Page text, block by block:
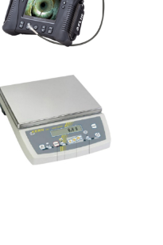
View
Gallery...
Hyr Räknevåg
View
Gallery...